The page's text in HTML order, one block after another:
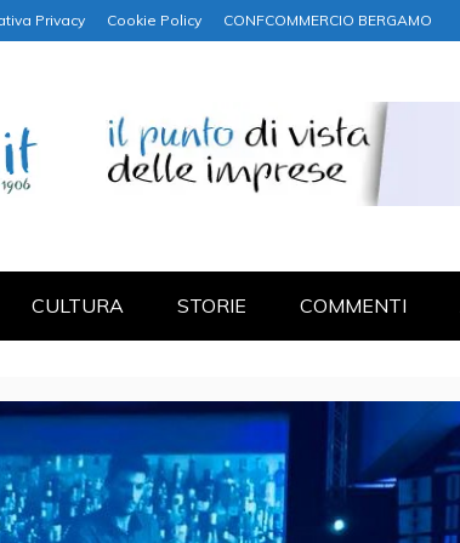
Privacy Cookie Policy CONFCOMMERCIO BERGAMO
CULTURA STORIE COMMENTI